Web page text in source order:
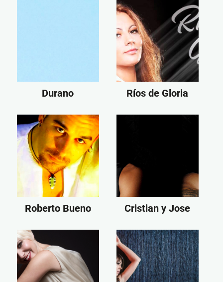
Durano Ríos de Gloria
Roberto Bueno Cristian y Jose